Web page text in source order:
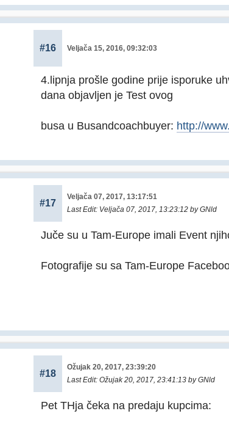
#16 Veljača 15, 2016, 09:32:03
4.lipnja prošle godine prije isporuke
dana objavljen je Test ovog
busa u Busandcoachbuyer: http://
#17
Veljača 07, 2017, 13:17:51
Last Edit: Veljača 07, 2017, 13:23:12 by GNld
Juče su u Tam-Europe imali Event
Fotografije su sa Tam-Europe
#18
Ožujak 20, 2017, 23:39:20
Last Edit: Ožujak 20, 2017, 23:41:13 by GNld
Pet THja čeka na predaju kupcima: